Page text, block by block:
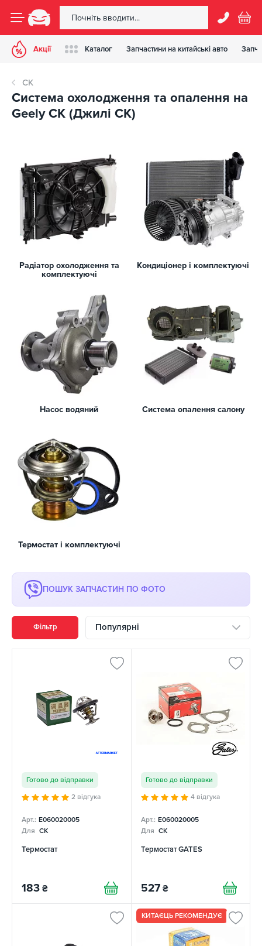
Акції Каталог Запчастини на китайські авто
CK
Система охолодження та опалення на
Geely CK (Джилі СК)
Радіатор охолодження та
комплектуючі
Кондиціонер і комплектуючі
Насос водяний Система опалення салону
Термостат і комплектуючі
ПОШУК ЗАПЧАСТИН ПО ФОТО
Фільтр Популярні
Готово до відправки
2 відгука
Арт.: E060020005
Для CK
Термостат
183 ₴
Готово до відправки
4 відгука
Арт.: E060020005
Для CK
Термостат GATES
527 ₴
КИТАЄЦЬ РЕКОМЕНДУЄ